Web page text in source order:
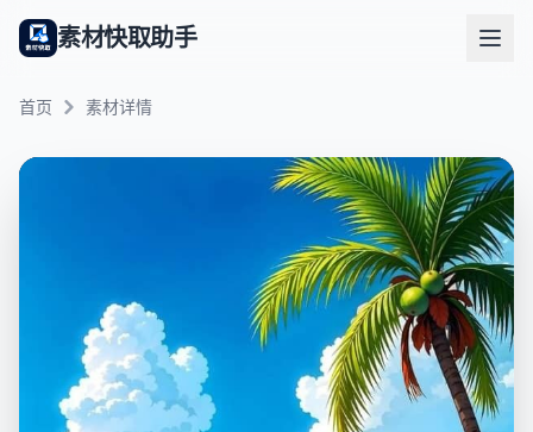
素材快取助手
首页 素材详情